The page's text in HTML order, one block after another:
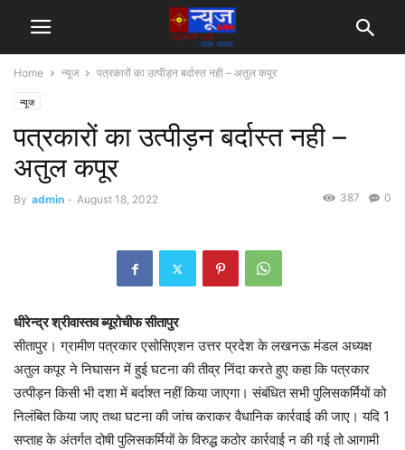
Home न्यूज पत्रकारों का उत्पीड़न बर्दास्त नही – अतुल कपूर
न्यूज
पत्रकारों का उत्पीड़न बर्दास्त नही –
अतुल कपूर
By admin - August 18, 2022 0
387
धीरेन्द्र श्रीवास्तव ब्यूरोचीफ सीतापुर
सीतापुर। ग्रामीण पत्रकार एसोसिएशन उत्तर प्रदेश के लखनऊ मंडल अध्यक्ष
अतुल कपूर ने निघासन में हुई घटना की तीव्र निंदा करते हुए कहा कि पत्रकार
उत्पीड़न किसी भी दशा में बर्दाश्त नहीं किया जाएगा। संबंधित सभी पुलिसकर्मियों को
निलंबित किया जाए तथा घटना की जांच कराकर वैधानिक कार्रवाई की जाए। यदि 1
सप्ताह के अंतर्गत दोषी पुलिसकर्मियों के विरुद्ध कठोर कार्रवाई न की गई तो आगामी